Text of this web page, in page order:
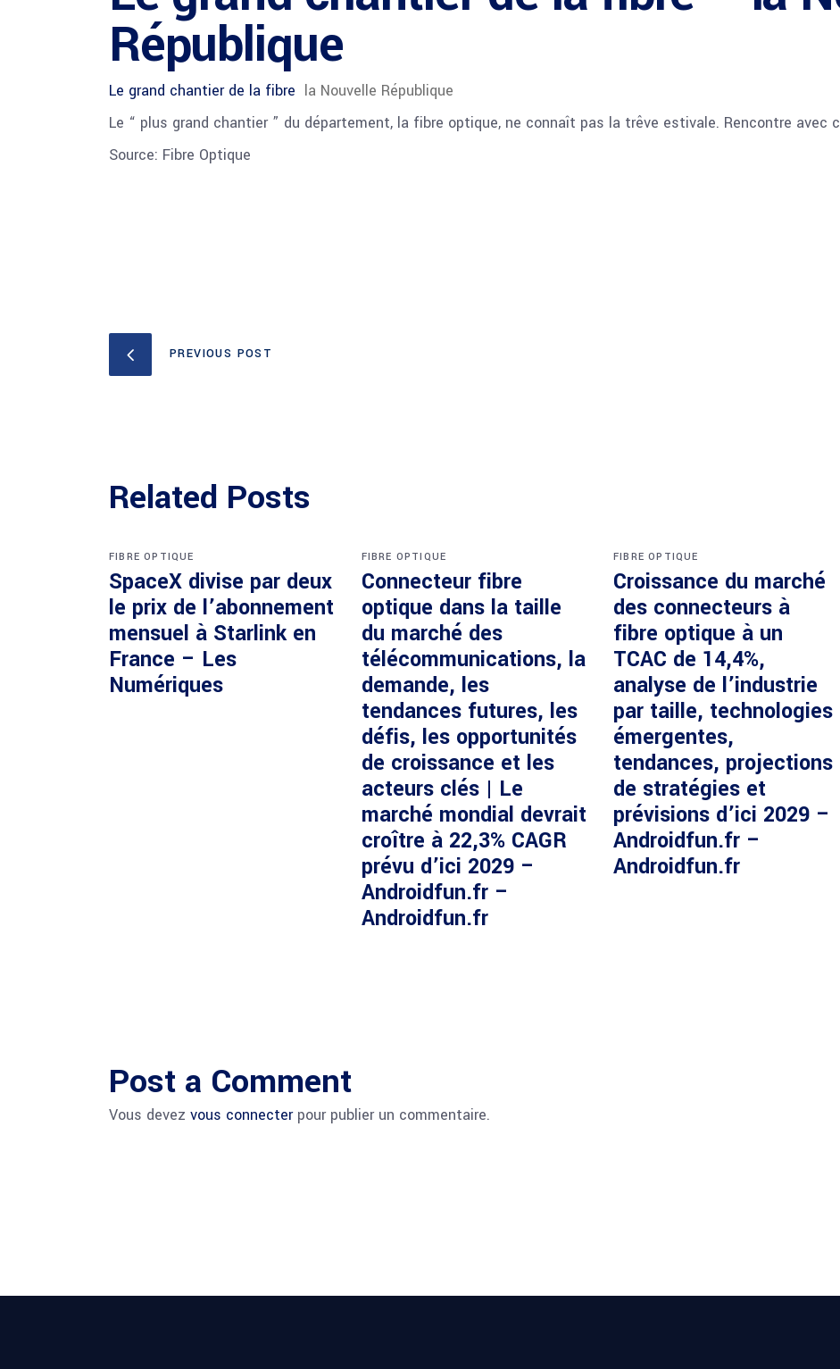
République
Le grand chantier de la fibre la Nouvelle République
Le “ plus grand chantier ” du département, la fibre optique, ne connaît pas la trêve estivale. Rencontre
Source: Fibre Optique
PREVIOUS POST
Related Posts
FIBRE OPTIQUE
SpaceX divise par deux
le prix de l’abonnement
mensuel à Starlink en
France – Les
Numériques
FIBRE OPTIQUE
Connecteur fibre
optique dans la taille
du marché des
télécommunications, la
demande, les
tendances futures, les
défis, les opportunités
de croissance et les
acteurs clés | Le
marché mondial devrait
croître à 22,3% CAGR
prévu d’ici 2029 –
Androidfun.fr –
Androidfun.fr
FIBRE OPTIQUE
Croissance du marché
des connecteurs à
fibre optique à un
TCAC de 14,4%,
analyse de l’industrie
par taille, technologies
émergentes,
tendances, projections
de stratégies et
prévisions d’ici 2029 –
Androidfun.fr –
Androidfun.fr
Post a Comment
Vous devez vous connecterpour publier un commentaire.